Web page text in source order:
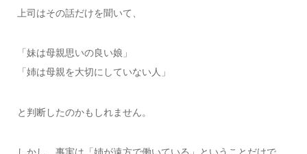
上司はその話だけを聞いて、
「妹は母親思いの良い娘」
「姉は母親を大切にしていない人」
と判断したのかもしれません。